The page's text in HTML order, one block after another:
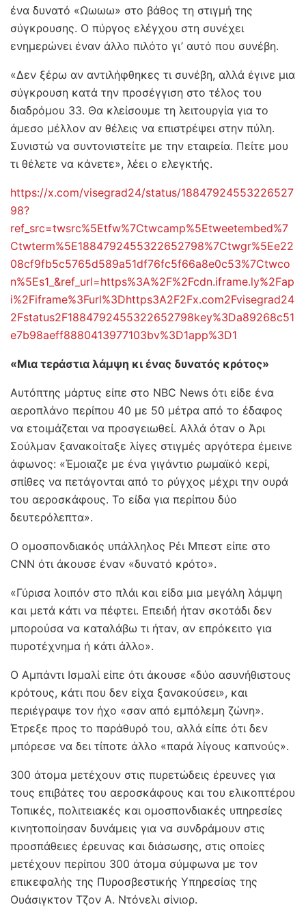
ένα δυνατό «Ωωωω» στο βάθος τη στιγμή της
σύγκρουσης. Ο πύργος ελέγχου στη συνέχει
ενημερώνει έναν άλλο πιλότο γι’ αυτό που συνέβη.
«Δεν ξέρω αν αντιλήφθηκες τι συνέβη, αλλά έγινε μια
σύγκρουση κατά την προσέγγιση στο τέλος του
διαδρόμου 33. Θα κλείσουμε τη λειτουργία για το
άμεσο μέλλον αν θέλεις να επιστρέψει στην πύλη.
Συνιστώ να συντονιστείτε με την εταιρεία. Πείτε μου
τι θέλετε να κάνετε», λέει ο ελεγκτής.
https://x.com/visegrad24/status/18847924553226527
98?
ref_src=twsrc%5Etfw%7Ctwcamp%5Etweetembed%7
Ctwterm%5E1884792455322652798%7Ctwgr%5Ee22
08cf9fb5c5765d589a51df76fc5f66a8e0c53%7Ctwco
n%5Es1_&ref_url=https%3A%2F%2Fcdn.iframe.ly%2Fap
i%2Fiframe%3Furl%3Dhttps3A2F2Fx.com2Fvisegrad24
2Fstatus2F1884792455322652798key%3Da89268c51
e7b98aeff8880413977103bv%3D1app%3D1
«Μια τεράστια λάμψη κι ένας δυνατός κρότος»
Αυτόπτης μάρτυς είπε στο NBC News ότι είδε ένα
αεροπλάνο περίπου 40 με 50 μέτρα από το έδαφος
να ετοιμάζεται να προσγειωθεί. Αλλά όταν ο Άρι
Σούλμαν ξανακοίταξε λίγες στιγμές αργότερα έμεινε
άφωνος: «Έμοιαζε με ένα γιγάντιο ρωμαϊκό κερί,
σπίθες να πετάγονται από το ρύγχος μέχρι την ουρά
του αεροσκάφους. Το είδα για περίπου δύο
δευτερόλεπτα».
Ο ομοσπονδιακός υπάλληλος Ρέι Μπεστ είπε στο
CNN ότι άκουσε έναν «δυνατό κρότο».
«Γύρισα λοιπόν στο πλάι και είδα μια μεγάλη λάμψη
και μετά κάτι να πέφτει. Επειδή ήταν σκοτάδι δεν
μπορούσα να καταλάβω τι ήταν, αν επρόκειτο για
πυροτέχνημα ή κάτι άλλο».
Ο Αμπάντι Ισμαλί είπε ότι άκουσε «δύο ασυνήθιστους
κρότους, κάτι που δεν είχα ξανακούσει», και
περιέγραψε τον ήχο «σαν από εμπόλεμη ζώνη».
Έτρεξε προς το παράθυρό του, αλλά είπε ότι δεν
μπόρεσε να δει τίποτε άλλο «παρά λίγους καπνούς».
300 άτομα μετέχουν στις πυρετώδεις έρευνες για
τους επιβάτες του αεροσκάφους και του ελικοπτέρου
Τοπικές, πολιτειακές και ομοσπονδιακές υπηρεσίες
κινητοποίησαν δυνάμεις για να συνδράμουν στις
προσπάθειες έρευνας και διάσωσης, στις οποίες
μετέχουν περίπου 300 άτομα σύμφωνα με τον
επικεφαλής της Πυροσβεστικής Υπηρεσίας της
Ουάσιγκτον Τζον Α. Ντόνελι σίνιορ.